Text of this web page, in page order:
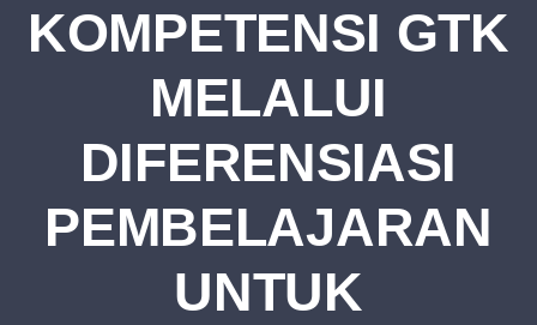
KOMPETENSI GTK
MELALUI
DIFERENSIASI
PEMBELAJARAN
UNTUK